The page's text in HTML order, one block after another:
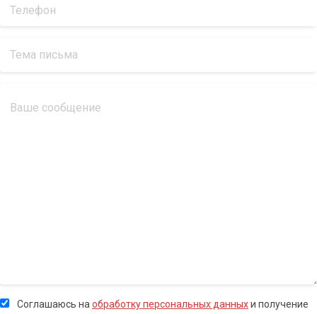
Соглашаюсь на обработку персональных данныхи получение